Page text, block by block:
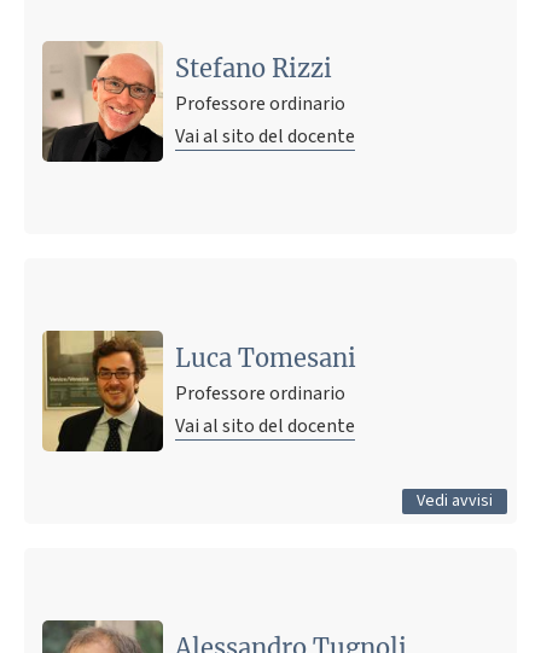
Stefano Rizzi
Professore ordinario
Vai al sito del docente
Luca Tomesani
Professore ordinario
Vai al sito del docente
Vedi avvisi
18 novembre 2021 10:26
Tutti gli avvisi